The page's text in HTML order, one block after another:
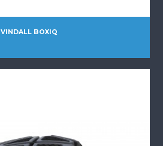
VINDALL BOXIQ